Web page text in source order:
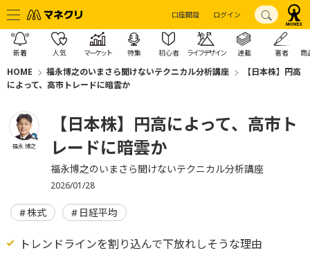
口座開設 ログイン
新着 人気 マーケット 特集 初心者 ライフデザイン 連載 著者 商
HOME 福永博之のいまさら聞けないテクニカル分析講座
【日本株】円高
によって、高市トレードに暗雲か
福永 博之
【日本株】円高によって、高市ト
レードに暗雲か
福永博之のいまさら聞けないテクニカル分析講座
2026/01/28
株式 日経平均
トレンドラインを割り込んで下放れしそうな理由